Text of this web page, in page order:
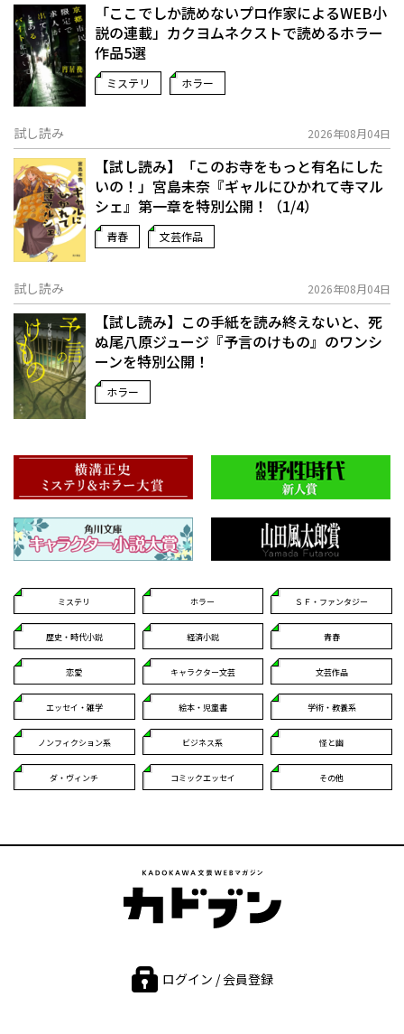
「ここでしか読めないプロ作家によるWEB小
説の連載」――カクヨムネクストで読めるホラー
作品5選
ミステリ ホラー
試し読み 2026年08月04日
【試し読み】「このお寺をもっと有名にした
いの！」宮島未奈『ギャルにひかれて寺マル
シェ』第一章を特別公開！（1/4）
青春 文芸作品
試し読み 2026年08月04日
【試し読み】この手紙を読み終えないと、死
ぬ――尾八原ジュージ『予言のけもの』のワンシ
ーンを特別公開！
ホラー
ミステリ ホラー ＳＦ・ファンタジー
歴史・時代小説 経済小説 青春
恋愛 キャラクター文芸 文芸作品
エッセイ・雑学 絵本・児童書 学術・教養系
ノンフィクション系 ビジネス系 怪と幽
ダ・ヴィンチ コミックエッセイ その他
ログイン / 会員登録